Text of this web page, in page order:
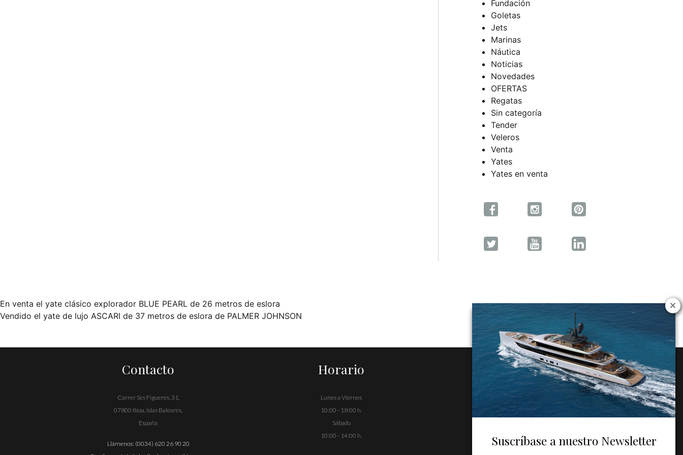
Fundación
Goletas
Jets
Marinas
Náutica
Noticias
Novedades
OFERTAS
Regatas
Sin categoría
Tender
Veleros
Venta
Yates
Yates en venta
Navegación
de
En venta el yate clásico explorador BLUE PEARL de 26 metros de eslora
Vendido el yate de lujo ASCARI de 37 metros de eslora de PALMER JOHNSON
Contacto
Carrer Ses Figueres, 31,
07800 Ibiza, Islas Baleares,
España
Llámenos: (0034) 620 26 90 20
Horario
Lunes a Viernes
10:00 - 18:00 h.
Sábado
10:00 - 14:00 h.
Suscríbase a nuestro Newsletter